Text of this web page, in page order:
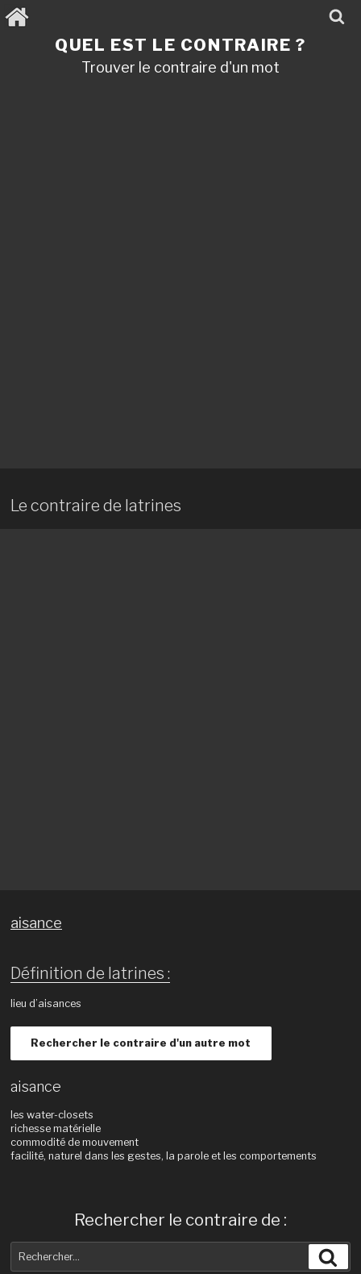
Aller
au
QUEL EST LE CONTRAIRE ?
Trouver le contraire d'un mot
Le contraire de latrines
aisance
Définition de latrines :
lieu d’aisances
Rechercher le contraire d'un autre mot
aisance
les water-closets
richesse matérielle
commodité de mouvement
facilité, naturel dans les gestes, la parole et les comportements
Rechercher le contraire de :
pour